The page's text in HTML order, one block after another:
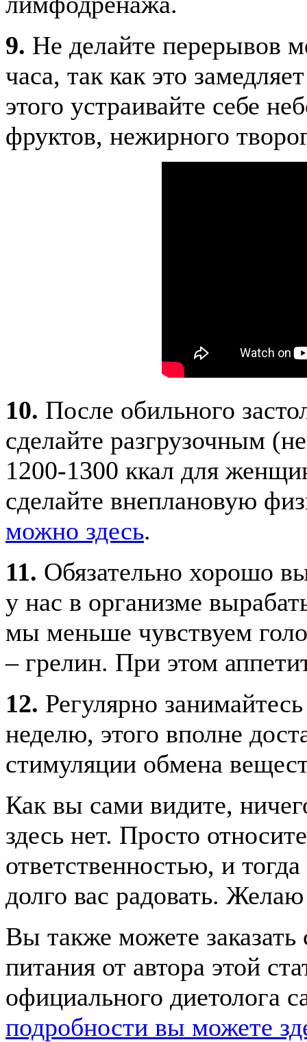
9. Не делайте перерывов
часа, так как это
этого устраивайте себе
фруктов, нежирного
10. После обильного
сделайте разгрузочным
1200-1300 ккал для
сделайте внеплановую
можно здесь.
11. Обязательно хорошо
у нас в организме
мы меньше чувствуем
– грелин. При этом
12. Регулярно
неделю, этого вполне
стимуляции обмена
Как вы сами видите,
здесь нет. Просто
ответственностью, и
долго вас радовать.
Вы также можете
питания от автора этой
официального диетолога
подробности вы можете